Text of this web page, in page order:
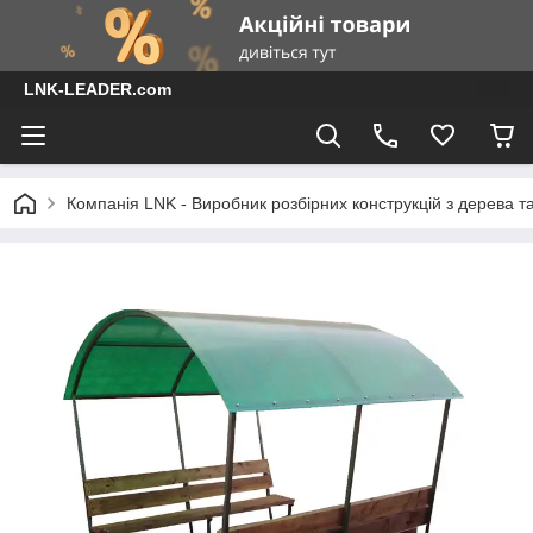
LNK-LEADER.com
Компанія LNK - Виробник розбірних конструкцій з дерева